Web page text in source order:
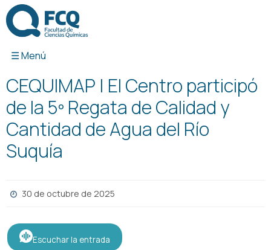
contenido
CEQUIMAP | El Centro participó
de la 5º Regata de Calidad y
Cantidad de Agua del Río
Suquía
30 de octubre de 2025
Escuchar la entrada